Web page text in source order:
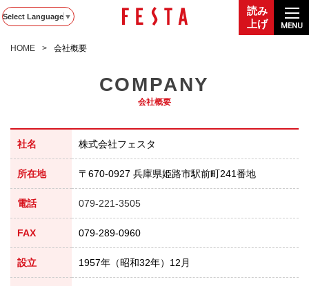
読み
上げ
Select Language ▼
MENU
HOME 会社概要
COMPANY
会社概要
社名 株式会社フェスタ
所在地 〒670-0927 兵庫県姫路市駅前町241番地
電話 079-221-3505
FAX 079-289-0960
設立 1957年（昭和32年）12月